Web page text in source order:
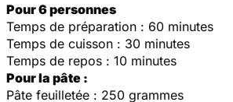
Pour 6 personnes
Temps de préparation : 60 minutes
Temps de cuisson : 30 minutes
Temps de repos : 10 minutes
Pour la pâte :
Pâte feuilletée : 250 grammes